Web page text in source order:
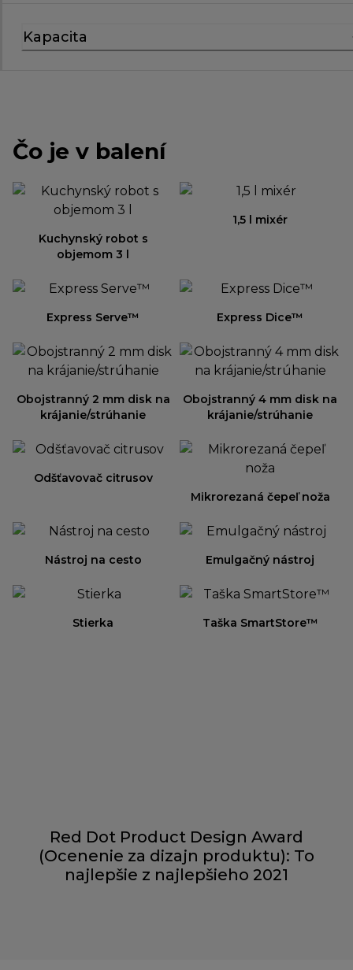
Kapacita
Čo je v balení
Kuchynský robot s
objemom 3 l
1,5 l mixér
Express Serve™ Express Dice™
Obojstranný 2 mm disk na
krájanie/strúhanie
Obojstranný 4 mm disk na
krájanie/strúhanie
Odšťavovač citrusov
Mikrorezaná čepeľ noža
Nástroj na cesto Emulgačný nástroj
Stierka Taška SmartStore™
Red Dot Product Design Award
(Ocenenie za dizajn produktu): To
najlepšie z najlepšieho 2021